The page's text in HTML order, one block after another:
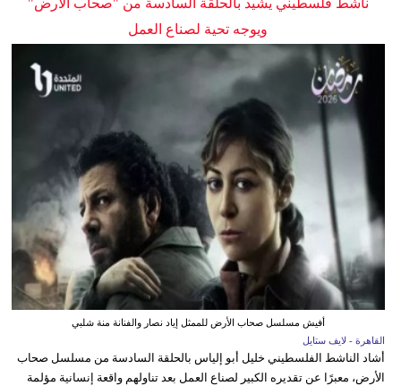
ويوجه تحية لصناع العمل
أفيش مسلسل صحاب الأرض للممثل إياد نصار والفنانة منة شلبي
القاهرة - لايف ستايل
أشاد الناشط الفلسطيني خليل أبو إلياس بالحلقة السادسة من مسلسل صحاب
الأرض، معبرًا عن تقديره الكبير لصناع العمل بعد تناولهم واقعة إنسانية مؤلمة